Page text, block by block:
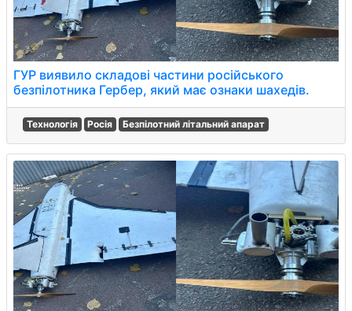
ГУР виявило складові частини російського
безпілотника Гербер, який має ознаки шахедів.
Технологія Росія Безпілотний літальний апарат